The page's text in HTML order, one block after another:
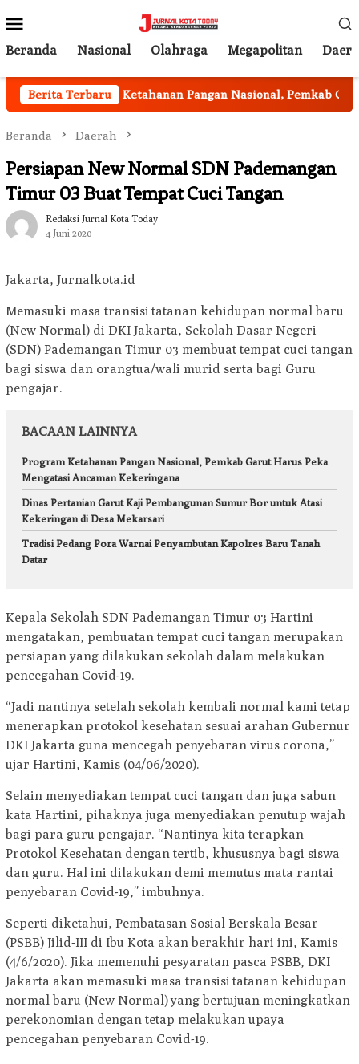
ke
kontenMobile
Beranda Nasional Olahraga Megapolitan
Berita Terbaru
Program Ketahanan Pangan Nasional, Pemkab Garut
Beranda Daerah
Persiapan New Normal SDN Pademangan
Timur 03 Buat Tempat Cuci Tangan
Redaksi Jurnal Kota Today
4 Juni 2020
Jakarta, Jurnalkota.id
Memasuki masa transisi tatanan kehidupan normal baru
(New Normal) di DKI Jakarta, Sekolah Dasar Negeri
(SDN) Pademangan Timur 03 membuat tempat cuci tangan
bagi siswa dan orangtua/wali murid serta bagi Guru
pengajar.
BACAAN LAINNYA
Program Ketahanan Pangan Nasional, Pemkab Garut Harus Peka
Mengatasi Ancaman Kekeringana
Dinas Pertanian Garut Kaji Pembangunan Sumur Bor untuk Atasi
Kekeringan di Desa Mekarsari
Tradisi Pedang Pora Warnai Penyambutan Kapolres Baru Tanah
Datar
Kepala Sekolah SDN Pademangan Timur 03 Hartini
mengatakan, pembuatan tempat cuci tangan merupakan
persiapan yang dilakukan sekolah dalam melakukan
pencegahan Covid-19.
“Jadi nantinya setelah sekolah kembali normal kami tetap
menerapkan protokol kesehatan sesuai arahan Gubernur
DKI Jakarta guna mencegah penyebaran virus corona,”
ujar Hartini, Kamis (04/06/2020).
Selain menyediakan tempat cuci tangan dan juga sabun
kata Hartini, pihaknya juga menyediakan penutup wajah
bagi para guru pengajar. “Nantinya kita terapkan
Protokol Kesehatan dengan tertib, khususnya bagi siswa
dan guru. Hal ini dilakukan demi memutus mata rantai
penyebaran Covid-19,” imbuhnya.
Seperti diketahui, Pembatasan Sosial Berskala Besar
(PSBB) Jilid-III di Ibu Kota akan berakhir hari ini, Kamis
(4/6/2020). Jika memenuhi pesyaratan pasca PSBB, DKI
Jakarta akan memasuki masa transisi tatanan kehidupan
normal baru (New Normal) yang bertujuan meningkatkan
perekonomian dengan tetap melakukan upaya
pencegahan penyebaran Covid-19.